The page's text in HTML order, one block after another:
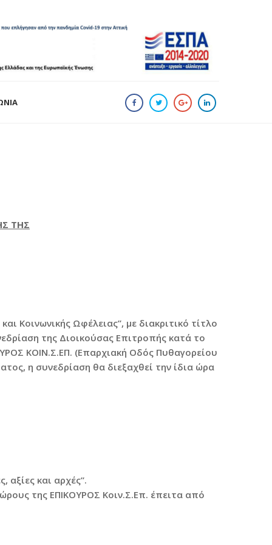
ΤΗΣ
Κοινωνικής Ωφέλειας”, με διακριτικό τίτλο
της Διοικούσας Επιτροπής κατά το
ΚΟΙΝ.Σ.ΕΠ. (Επαρχιακή Οδός Πυθαγορείου
η συνεδρίαση θα διεξαχθεί την ίδια ώρα
αξίες και αρχές”.
της ΕΠΙΚΟΥΡΟΣ Κοιν.Σ.Επ. έπειτα από